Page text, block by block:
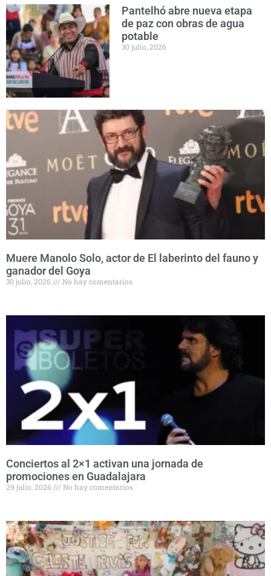
Pantelhó abre nueva etapa
de paz con obras de agua
potable
30 julio, 2026
Muere Manolo Solo, actor de El laberinto del fauno y
ganador del Goya
30 julio, 2026 No hay comentarios
Conciertos al 2×1 activan una jornada de
promociones en Guadalajara
29 julio, 2026 No hay comentarios